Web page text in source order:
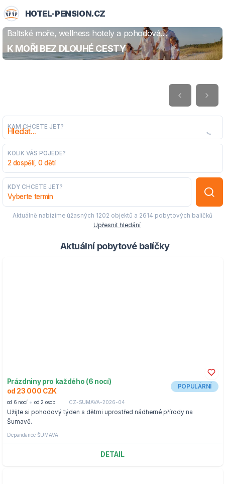
HOTEL-PENSION.CZ
Baltské moře, wellness hotely a pohodová
dovolená
K MOŘI BEZ DLOUHÉ CESTY
ZJISTIT VÍCE
KAM CHCETE JET?
KOLIK VÁS POJEDE?
2 dospělí, 0 dětí
KDY CHCETE JET?
Vyberte termín
Aktuálně nabízíme úžasných 1202 objektů a 2614 pobytových balíčků
Upřesnit hledání
Aktuální pobytové balíčky
Prázdniny pro každého (6 nocí)
od 23 000 CZK
POPULÁRNÍ
od 6 nocí od 2 osob CZ-SUMAVA-2026-04
Užijte si pohodový týden s dětmi uprostřed nádherné přírody na
Šumavě.
Depandance ŠUMAVA
DETAIL